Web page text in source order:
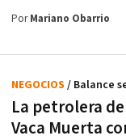
PorMariano Obarrio
La petrolera
Vaca Muerta
NEGOCIOS / Balance